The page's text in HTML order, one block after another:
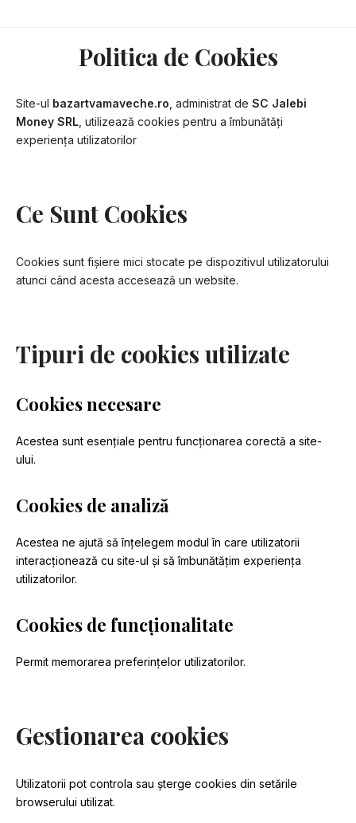
Politica de Cookies
Site-ul bazartvamaveche.ro , administrat de SC Jalebi
Money SRL , utilizează cookies pentru a îmbunătăți
experiența utilizatorilor
Ce Sunt Cookies
Cookies sunt fișiere mici stocate pe dispozitivul utilizatorului
atunci când acesta accesează un website.
Tipuri de cookies utilizate
Cookies necesare
Acestea sunt esențiale pentru funcționarea corectă a site-
ului.
Cookies de analiză
Acestea ne ajută să înțelegem modul în care utilizatorii
interacționează cu site-ul și să îmbunătățim experiența
utilizatorilor.
Cookies de funcționalitate
Permit memorarea preferințelor utilizatorilor.
Gestionarea cookies
Utilizatorii pot controla sau șterge cookies din setările
browserului utilizat.